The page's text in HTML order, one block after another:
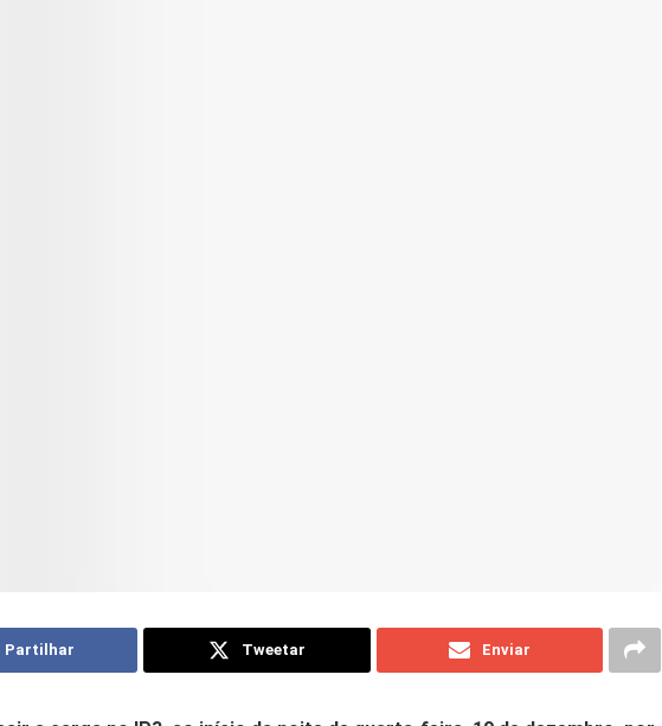
Partilhar Tweetar Enviar